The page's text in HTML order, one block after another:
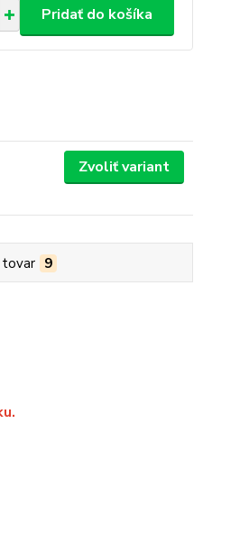
Pridať do košíka
Zvoliť variant
tovar 9